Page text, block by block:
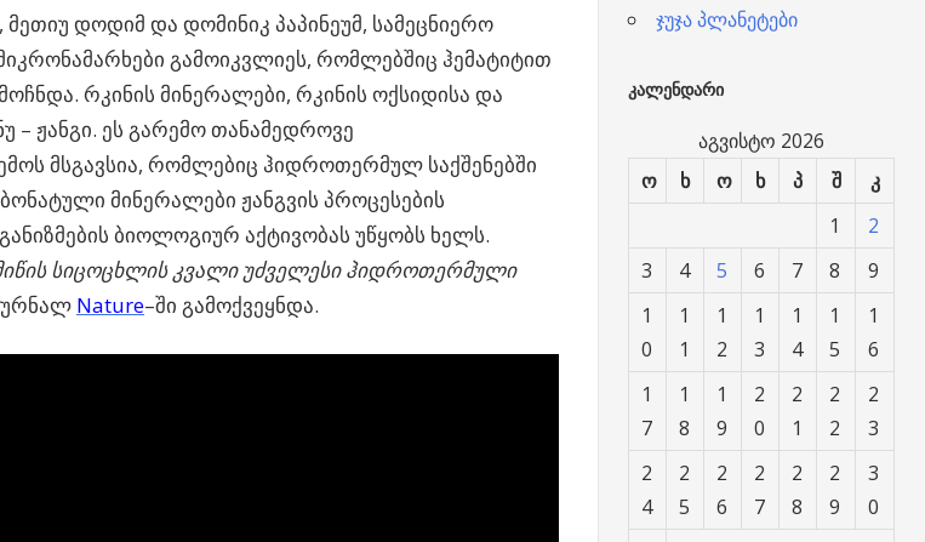
მეთიუ დოდიმ და დომინიკ პაპინეუმ, სამეცნიერო
გამოიკვლიეს, რომლებშიც ჰემატიტით
რკინის მინერალები, რკინის ოქსიდისა და
– ჟანგი. ეს გარემო თანამედროვე
მსგავსია, რომლებიც ჰიდროთერმულ საქშენებში
მინერალები ჟანგვის პროცესების
ბიოლოგიურ აქტივობას უწყობს ხელს.
სიცოცხლის კვალი უძველესი ჰიდროთერმული
Nature–ში გამოქვეყნდა.
ჯუჯა პლანეტები
ᲙᲐᲚᲔᲜᲓᲐᲠᲘ
აგვისტო 2026
ო
ხ ო ხ პ შ კ
1
2
3
4 5 6 7 8
9
1
0
1
1
1
2
1
3
1
4
1
5
1
6
1
7
1
8
1
9
2
0
2
1
2
2
2
3
2
4
2
5
2
6
2
7
2
8
2
9
3
0